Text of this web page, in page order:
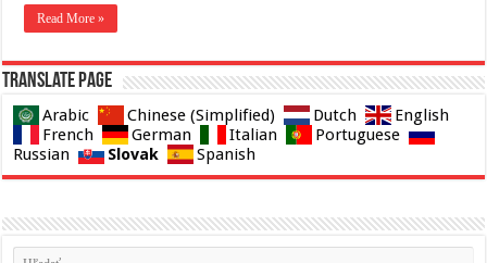
Read More »
Translate page
Arabic Chinese (Simplified) Dutch
English
French
German Italian
Portuguese
Russian
Slovak Spanish